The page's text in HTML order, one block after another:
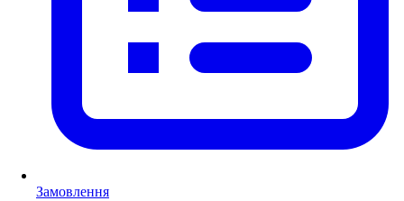
Замовлення